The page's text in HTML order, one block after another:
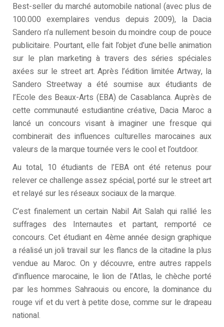
Best-seller du marché automobile national (avec plus de
100.000 exemplaires vendus depuis 2009), la Dacia
Sandero n’a nullement besoin du moindre coup de pouce
publicitaire. Pourtant, elle fait l’objet d’une belle animation
sur le plan marketing à travers des séries spéciales
axées sur le street art. Après l’édition limitée Artway, la
Sandero Streetway a été soumise aux étudiants de
l’Ecole des Beaux-Arts (EBA) de Casablanca. Auprès de
cette communauté estudiantine créative, Dacia Maroc a
lancé un concours visant à imaginer une fresque qui
combinerait des influences culturelles marocaines aux
valeurs de la marque tournée vers le cool et l’outdoor.
Au total, 10 étudiants de l’EBA ont été retenus pour
relever ce challenge assez spécial, porté sur le street art
et relayé sur les réseaux sociaux de la marque.
C’est finalement un certain Nabil Ait Salah qui rallié les
suffrages des Internautes et partant, remporté ce
concours. Cet étudiant en 4ème année design graphique
a réalisé un joli travail sur les flancs de la citadine la plus
vendue au Maroc. On y découvre, entre autres rappels
d’influence marocaine, le lion de l’Atlas, le chèche porté
par les hommes Sahraouis ou encore, la dominance du
rouge vif et du vert à petite dose, comme sur le drapeau
national.